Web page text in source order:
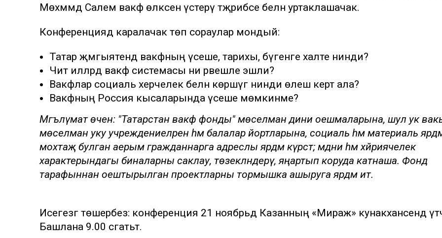
Мөхәммәд Салем вакф өлкәсен үстерү тәҗрибәсе белән уртаклашачак.
Конференциядә каралачак төп сораулар мондый:
Татар җәмгыятендә вакфның үсеше, тарихы, бүгенге халәте нинди?
Чит илләрдә вакф системасы ни рәвешле эшли?
Вакфлар социаль хәерчелек белән көрәшүгә нинди өлеш кертә ала?
Вакфның Россия кысаларында үсеше мөмкинме?
Мәгълүмат өчен: "Татарстан вакф фонды" мөселман дини оешмаларына, шул ук
мөселман уку учреждениеләренә һәм балалар йортларына, социаль һәм материаль
мохтаҗ булган аерым гражданнарга адреслы ярдәм күрсәтә; мәдәни һәм хәйриячелек
характерындагы биналарны саклау, төзекләндерү, яңартып коруда катнаша. Фонд
тарафыннан оештырылган проектларны тормышка ашыруга ярдәм итә.
Исегезгә төшерәбез: конференция 21 ноябрьдә Казанның «Мираж» кунакханәсендә
Башлана 9.00 сәгатьтә.